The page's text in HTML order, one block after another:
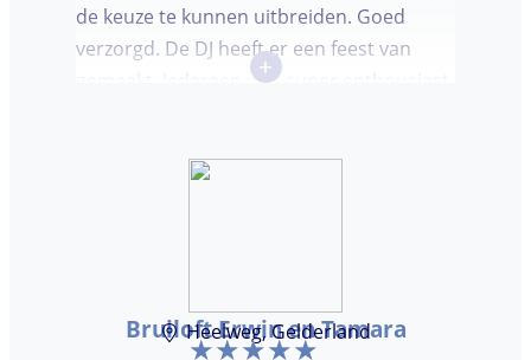
de keuze te kunnen uitbreiden. Goed
verzorgd. De DJ heeft er een feest van
gemaakt. Iedereen was super enthousiast,
over de DJ. Bij deze Marcel, top gedaan en
+
Bruiloft Erwin en Tamara
Heelweg, Gelderland